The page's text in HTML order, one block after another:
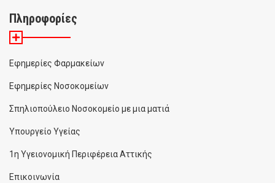
Πληροφορίες
Εφημερίες Φαρμακείων
Εφημερίες Νοσοκομείων
Σπηλιοπούλειο Νοσοκομείο με μια ματιά
Υπουργείο Υγείας
1η Υγειονομική Περιφέρεια Αττικής
Επικοινωνία